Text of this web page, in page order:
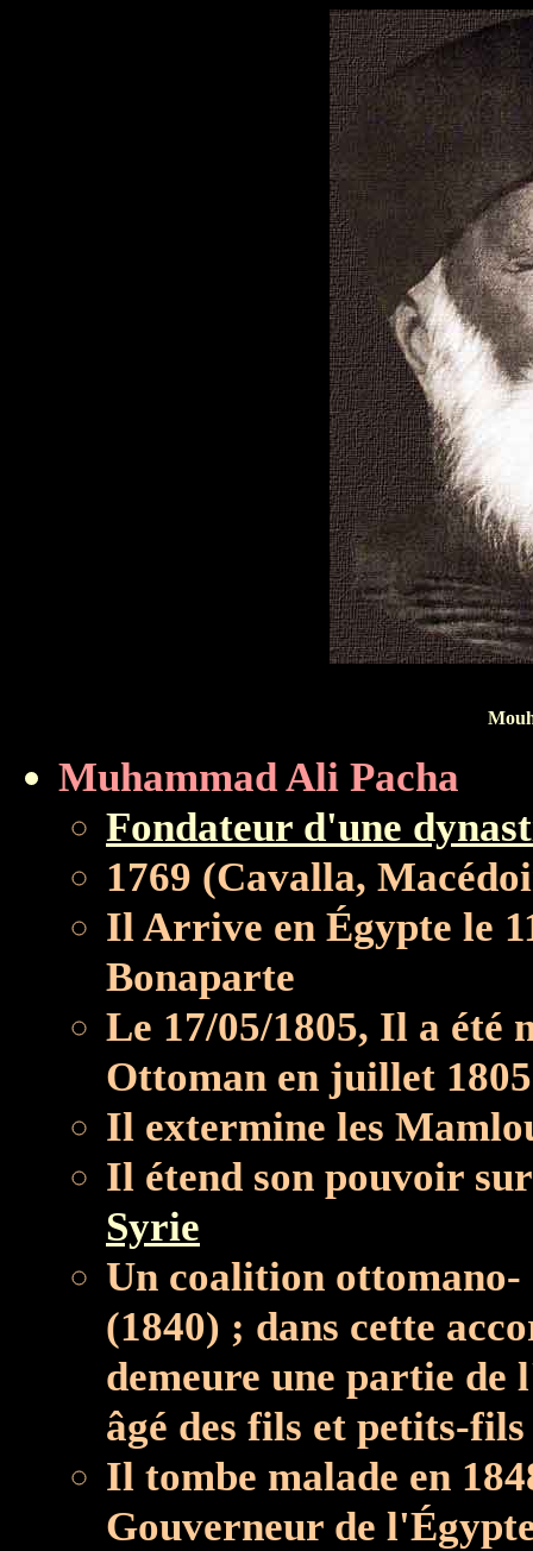
Muhammad Ali Pacha
Fondateur d'une
1769 (Cavalla,
Il Arrive en Égypte le
Bonaparte
Le 17/05/1805, Il a été
Ottoman en juillet 1805
Il extermine les
Il étend son pouvoir
Syrie
Un coalition ottomano-
(1840) ; dans cette
demeure une partie
âgé des fils et petits-fils
Il tombe malade en
Gouverneur de